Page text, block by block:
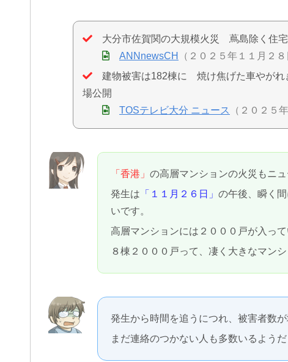
大分市佐賀関の大規模火災 蔦島除く住宅
ANNnewsCH
（２０２５年１１月２８
建物被害は182棟に 焼け焦げた車やが
場公開
TOSテレビ大分 ニュース
（２０２５
「香港」 の高層マンションの火災もニ
発生は 「１１月２６日」 の午後、瞬く
いです。
高層マンションには２０００戸が入って
８棟２０００戸って、凄く大きなマンシ
発生から時間を追うにつれ、被害者数が
まだ連絡のつかない人も多数いるようだ